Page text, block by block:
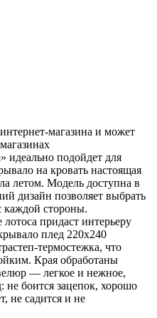
магазина и может
идеально подойдет для
на кровать настоящая
летом. Модель доступна в
дизайн позволяет выбрать
каждой стороны.
придаст интерьеру
плед 220х240
термостежка, что
Края обработаны
— легкое и нежное,
не боится зацепок, хорошо
не садится и не